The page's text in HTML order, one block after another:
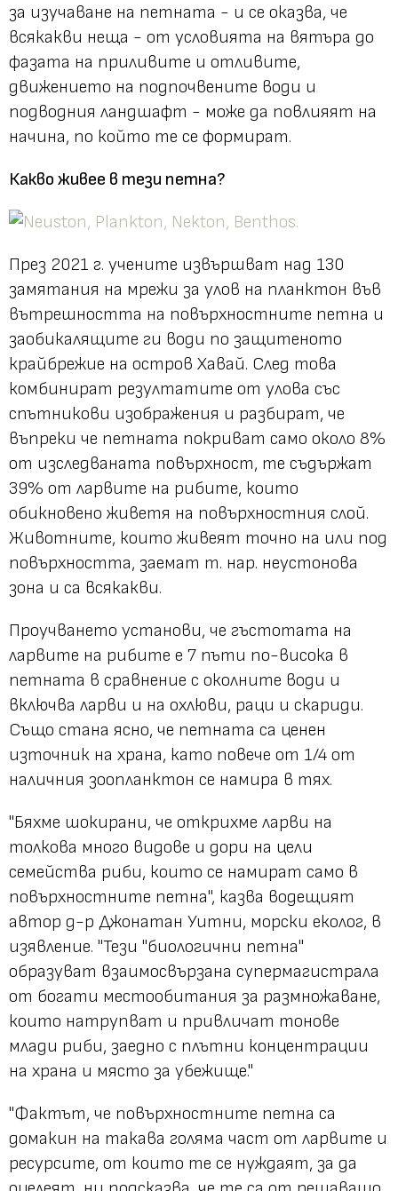
за изучаване на петната - и се оказва, че
всякакви неща - от условията на вятъра до
фазата на приливите и отливите,
движението на подпочвените води и
подводния ландшафт - може да повлияят на
начина, по който те се формират.
Какво живее в тези петна?
През 2021 г. учените извършват над 130
замятания на мрежи за улов на планктон във
вътрешността на повърхностните петна и
заобикалящите ги води по защитеното
крайбрежие на остров Хавай. След това
комбинират резултатите от улова със
спътникови изображения и разбират, че
въпреки че петната покриват само около 8%
от изследваната повърхност, те съдържат
39% от ларвите на рибите, които
обикновено живетя на повърхностния слой.
Животните, които живеят точно на или под
повърхността, заемат т. нар. неустонова
зона и са всякакви.
Проучването установи, че гъстотата на
ларвите на рибите е 7 пъти по-висока в
петната в сравнение с околните води и
включва ларви и на охлюви, раци и скариди.
Също стана ясно, че петната са ценен
източник на храна, като повече от 1/4 от
наличния зоопланктон се намира в тях.
"Бяхме шокирани, че открихме ларви на
толкова много видове и дори на цели
семейства риби, които се намират само в
повърхностните петна", казва водещият
автор д-р Джонатан Уитни, морски еколог, в
изявление. "Тези "биологични петна"
образуват взаимосвързана супермагистрала
от богати местообитания за размножаване,
които натрупват и привличат тонове
млади риби, заедно с плътни концентрации
на храна и място за убежище."
"Фактът, че повърхностните петна са
домакин на такава голяма част от ларвите и
ресурсите, от които те се нуждаят, за да